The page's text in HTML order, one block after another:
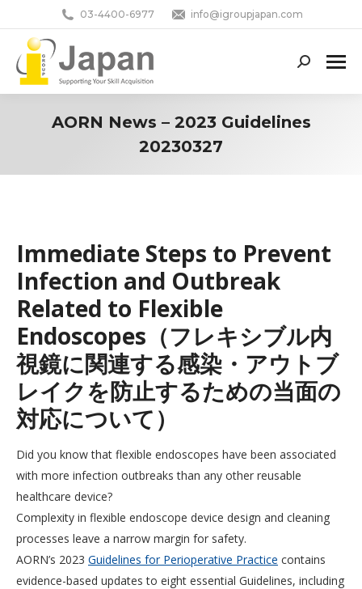
03-4400-6977 info@igroupjapan.com
Search:
AORN News – 2023 Guidelines
20230327
Immediate Steps to Prevent
Infection and Outbreak
Related to Flexible
Endoscopes（フレキシブル内
視鏡に関連する感染・アウトブ
レイクを防止するための当面の
対応について）
Did you know that flexible endoscopes have been associated
with more infection outbreaks than any other reusable
healthcare device?
Complexity in flexible endoscope device design and cleaning
processes leave a narrow margin for safety.
AORN’s 2023 Guidelines for Perioperative Practice contains
evidence-based updates to eight essential Guidelines, including